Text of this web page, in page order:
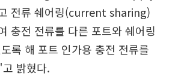
전류 쉐어링(current sharing)
충전 전류를 다른 포트와 쉐어링
록 해 포트 인가용 충전 전류를
밝혔다.